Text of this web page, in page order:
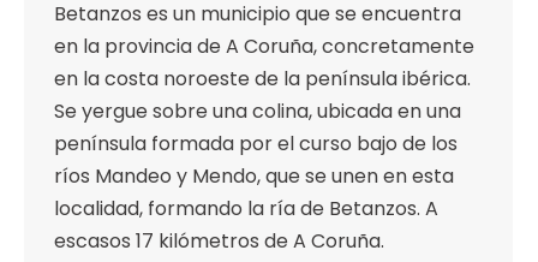
Betanzos es un municipio que se encuentra
en la provincia de A Coruña, concretamente
en la costa noroeste de la península ibérica.
Se yergue sobre una colina, ubicada en una
península formada por el curso bajo de los
ríos Mandeo y Mendo, que se unen en esta
localidad, formando la ría de Betanzos. A
escasos 17 kilómetros de A Coruña.